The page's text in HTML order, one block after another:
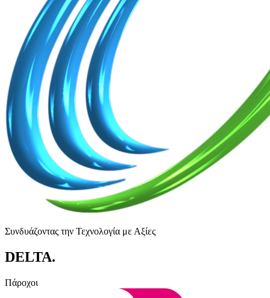
Συνδυάζοντας την Τεχνολογία με Αξίες
DELTA.
Πάροχοι